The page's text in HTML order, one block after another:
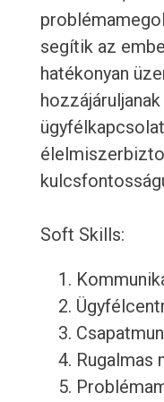
segítik az
hatékonyan
Soft Skills:
Rugalmas